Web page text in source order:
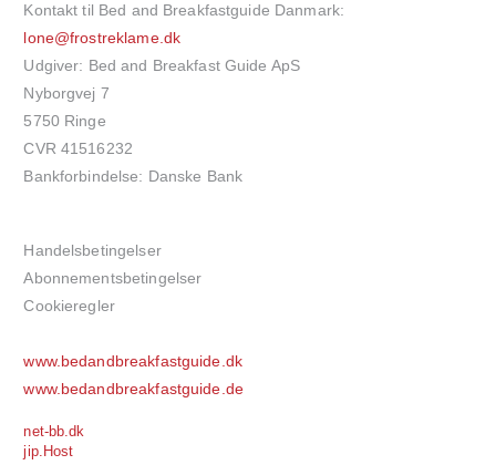
Kontakt til Bed and Breakfastguide Danmark:
lone@frostreklame.dk
Udgiver: Bed and Breakfast Guide ApS
Nyborgvej 7
5750 Ringe
CVR 41516232
Bankforbindelse: Danske Bank
Handelsbetingelser
Abonnementsbetingelser
Cookieregler
www.bedandbreakfastguide.dk
www.bedandbreakfastguide.de
net-bb.dk
jip.Host